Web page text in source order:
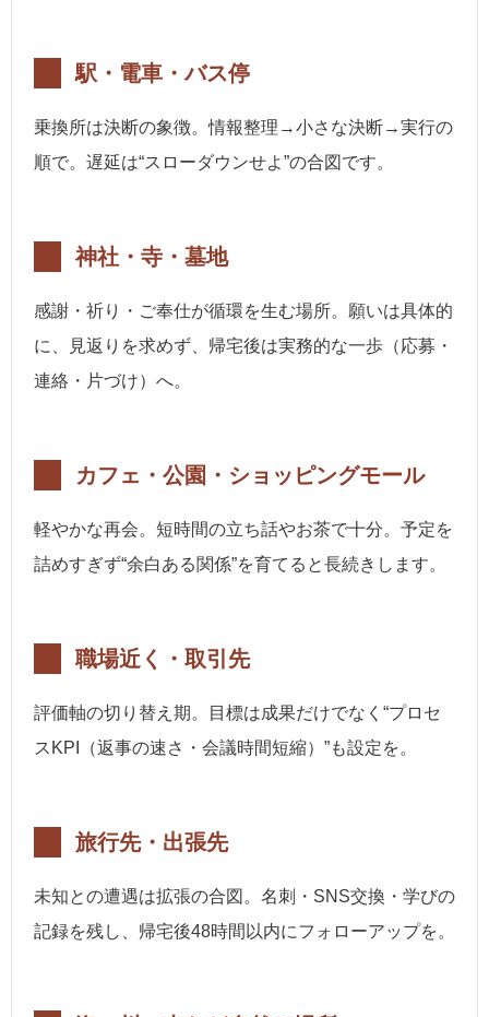
駅・電車・バス停
乗換所は決断の象徴。情報整理→小さな決断→実行の
順で。遅延は“スローダウンせよ”の合図です。
神社・寺・墓地
感謝・祈り・ご奉仕が循環を生む場所。願いは具体的
に、見返りを求めず、帰宅後は実務的な一歩（応募・
連絡・片づけ）へ。
カフェ・公園・ショッピングモール
軽やかな再会。短時間の立ち話やお茶で十分。予定を
詰めすぎず“余白ある関係”を育てると長続きします。
職場近く・取引先
評価軸の切り替え期。目標は成果だけでなく“プロセ
スKPI（返事の速さ・会議時間短縮）”も設定を。
旅行先・出張先
未知との遭遇は拡張の合図。名刺・SNS交換・学びの
記録を残し、帰宅後48時間以内にフォローアップを。